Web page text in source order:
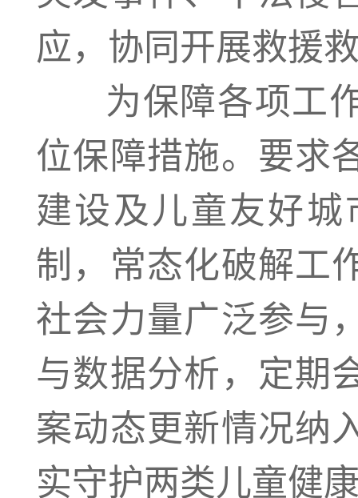
应，协同开展救援
为保障各项工作
位保障措施。要求
建设及儿童友好
制，常态化破解工
社会力量广泛参与
与数据分析，定期
案动态更新情况纳
实守护两类儿童健